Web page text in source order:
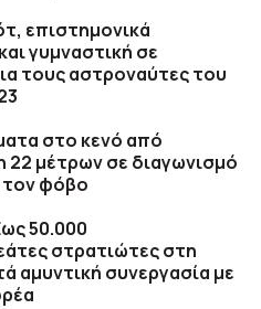
επιστημονικά
γυμναστική σε
τους αστροναύτες του
στο κενό από
22 μέτρων σε διαγωνισμό
φόβο
50.000
στρατιώτες στη
αμυντική συνεργασία με